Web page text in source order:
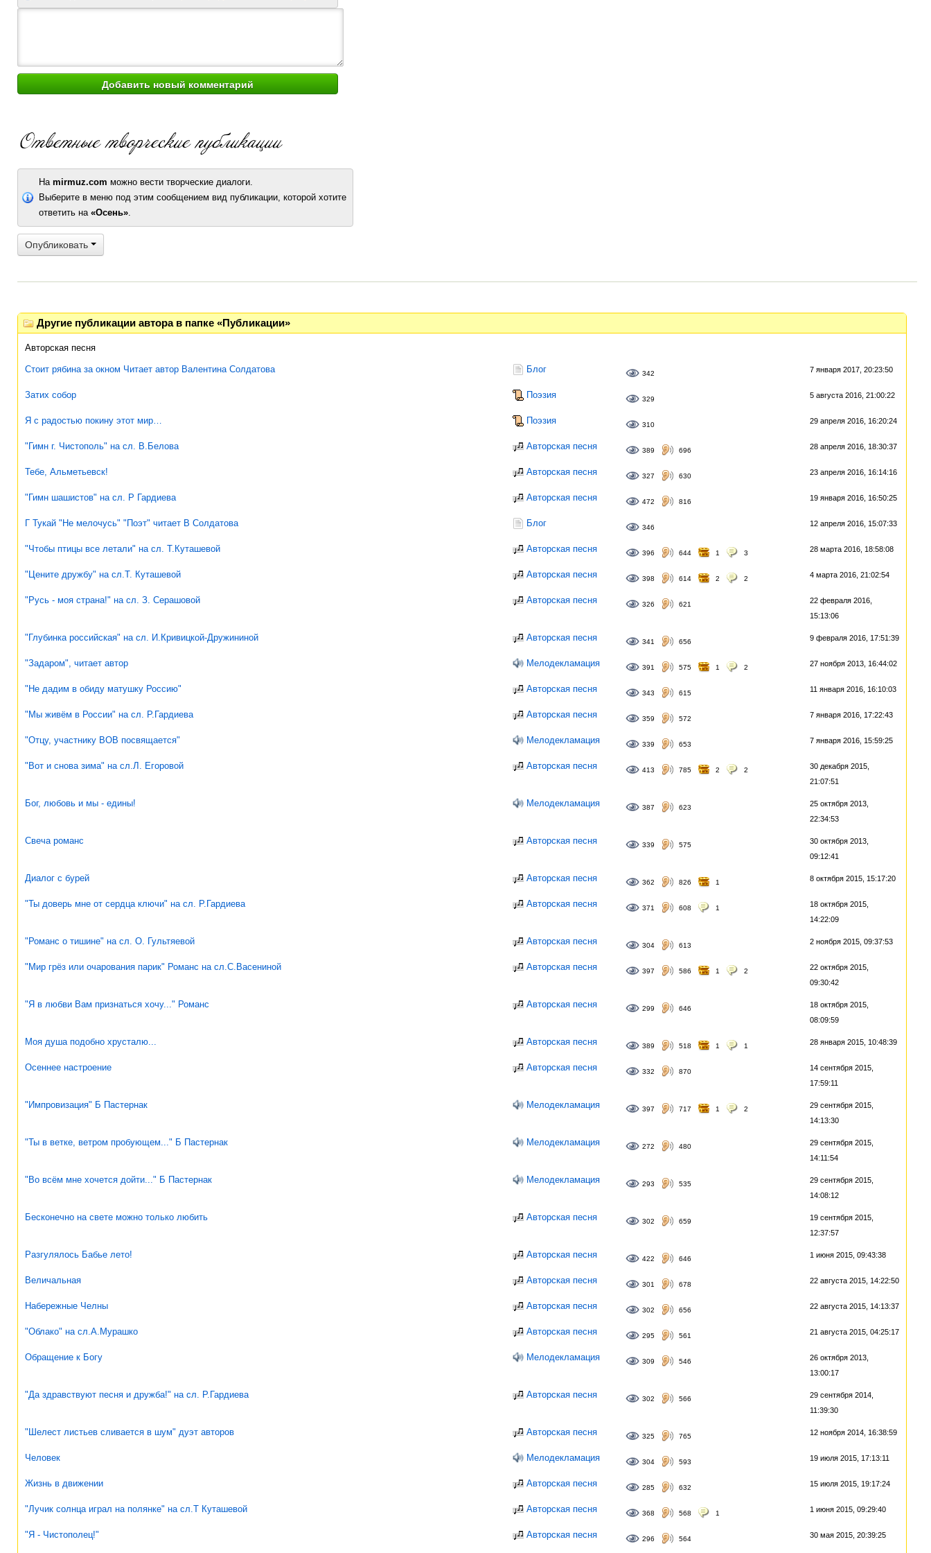
На mirmuz.com можно вести творческие диалоги.
Выберите в меню под этим сообщением вид публикации, которой хотите
ответить на «Осень».
Опубликовать
Другие публикации автора в папке «Публикации»
Авторская песня
Стоит рябина за окном Читает автор Валентина Солдатова Блог 342 7 января 2017, 20:23:50
Затих собор Поэзия 329 5 августа 2016, 21:00:22
Я с радостью покину этот мир… Поэзия 310 29 апреля 2016, 16:20:24
"Гимн г. Чистополь" на сл. В.Белова Авторская песня 389 696 28 апреля 2016, 18:30:37
Тебе, Альметьевск! Авторская песня 327 630 23 апреля 2016, 16:14:16
"Гимн шашистов" на сл. Р Гардиева Авторская песня 472 816 19 января 2016, 16:50:25
Г Тукай "Не мелочусь" "Поэт" читает В Солдатова Блог 346 12 апреля 2016, 15:07:33
"Чтобы птицы все летали" на сл. Т.Куташевой Авторская песня 396 644 1 3 28 марта 2016, 18:58:08
"Цените дружбу" на сл.Т. Куташевой Авторская песня 398 614 2 2 4 марта 2016, 21:02:54
"Русь - моя страна!" на сл. З. Серашовой Авторская песня 326 621
22 февраля 2016,
15:13:06
"Глубинка российская" на сл. И.Кривицкой-Дружининой Авторская песня 341 656 9 февраля 2016, 17:51:39
"Задаром", читает автор Мелодекламация 391 575 1 2 27 ноября 2013, 16:44:02
"Не дадим в обиду матушку Россию" Авторская песня 343 615 11 января 2016, 16:10:03
"Мы живём в России" на сл. Р.Гардиева Авторская песня 359 572 7 января 2016, 17:22:43
"Отцу, участнику ВОВ посвящается" Мелодекламация 339 653 7 января 2016, 15:59:25
"Вот и снова зима" на сл.Л. Егоровой Авторская песня 413 785 2 2
30 декабря 2015,
21:07:51
Бог, любовь и мы - едины! Мелодекламация 387 623
25 октября 2013,
22:34:53
Свеча романс Авторская песня 339 575
30 октября 2013,
09:12:41
Диалог с бурей Авторская песня 362 826 1 8 октября 2015, 15:17:20
"Ты доверь мне от сердца ключи" на сл. Р.Гардиева Авторская песня 371 608 1
18 октября 2015,
14:22:09
"Романс о тишине" на сл. О. Гультяевой Авторская песня 304 613 2 ноября 2015, 09:37:53
"Мир грёз или очарования парик" Романс на сл.С.Васениной Авторская песня 397 586 1 2
22 октября 2015,
09:30:42
"Я в любви Вам признаться хочу..." Романс Авторская песня 299 646
18 октября 2015,
08:09:59
Моя душа подобно хрусталю... Авторская песня 389 518 1 1 28 января 2015, 10:48:39
Осеннее настроение Авторская песня 332 870
14 сентября 2015,
17:59:11
"Импровизация" Б Пастернак Мелодекламация 397 717 1 2
29 сентября 2015,
14:13:30
"Ты в ветке, ветром пробующем..." Б Пастернак Мелодекламация 272 480
29 сентября 2015,
14:11:54
"Во всём мне хочется дойти..." Б Пастернак Мелодекламация 293 535
29 сентября 2015,
14:08:12
Бесконечно на свете можно только любить Авторская песня 302 659
19 сентября 2015,
12:37:57
Разгулялось Бабье лето! Авторская песня 422 646 1 июня 2015, 09:43:38
Величальная Авторская песня 301 678 22 августа 2015, 14:22:50
Набережные Челны Авторская песня 302 656 22 августа 2015, 14:13:37
"Облако" на сл.А.Мурашко Авторская песня 295 561 21 августа 2015, 04:25:17
Обращение к Богу Мелодекламация 309 546
26 октября 2013,
13:00:17
"Да здравствуют песня и дружба!" на сл. Р.Гардиева Авторская песня 302 566
29 сентября 2014,
11:39:30
"Шелест листьев сливается в шум" дуэт авторов Авторская песня 325 765 12 ноября 2014, 16:38:59
Человек Мелодекламация 304 593 19 июля 2015, 17:13:11
Жизнь в движении Авторская песня 285 632 15 июля 2015, 19:17:24
"Лучик солнца играл на полянке" на сл.Т Куташевой Авторская песня 368 568 1 1 июня 2015, 09:29:40
"Я - Чистополец!" Авторская песня 296 564 30 мая 2015, 20:39:25